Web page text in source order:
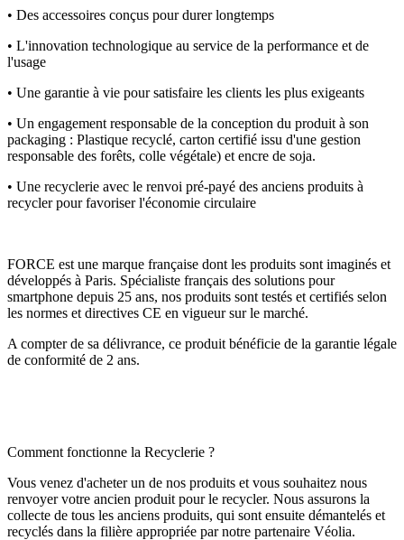
• Des accessoires conçus pour durer longtemps
• L'innovation technologique au service de la performance et de
l'usage
• Une garantie à vie pour satisfaire les clients les plus exigeants
• Un engagement responsable de la conception du produit à son
packaging : Plastique recyclé, carton certifié issu d'une gestion
responsable des forêts, colle végétale) et encre de soja.
• Une recyclerie avec le renvoi pré-payé des anciens produits à
recycler pour favoriser l'économie circulaire
FORCE est une marque française dont les produits sont imaginés et
développés à Paris. Spécialiste français des solutions pour
smartphone depuis 25 ans, nos produits sont testés et certifiés selon
les normes et directives CE en vigueur sur le marché.
A compter de sa délivrance, ce produit bénéficie de la garantie légale
de conformité de 2 ans.
Comment fonctionne la Recyclerie ?
Vous venez d'acheter un de nos produits et vous souhaitez nous
renvoyer votre ancien produit pour le recycler. Nous assurons la
collecte de tous les anciens produits, qui sont ensuite démantelés et
recyclés dans la filière appropriée par notre partenaire Véolia.